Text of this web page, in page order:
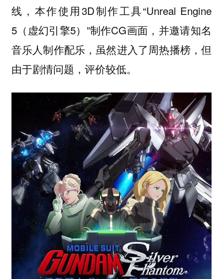
线，本作使用3D制作工具“Unreal Engine
5（虚幻引擎5）”制作CG画面，并邀请知名
音乐人制作配乐，虽然进入了周热播榜，但
由于剧情问题，评价较低。